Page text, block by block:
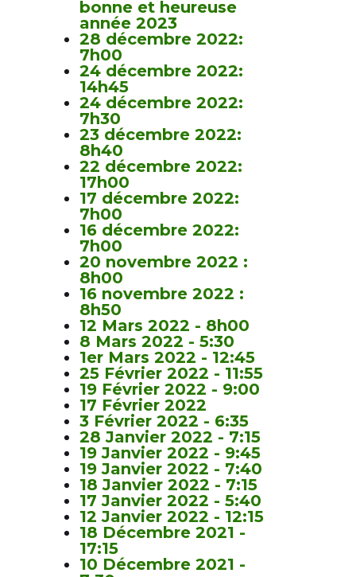
bonne et heureuse
année 2023
28 décembre 2022:
7h00
24 décembre 2022:
14h45
24 décembre 2022:
7h30
23 décembre 2022:
8h40
22 décembre 2022:
17h00
17 décembre 2022:
7h00
16 décembre 2022:
7h00
20 novembre 2022 :
8h00
16 novembre 2022 :
8h50
12 Mars 2022 - 8h00
8 Mars 2022 - 5:30
1er Mars 2022 - 12:45
25 Février 2022 - 11:55
19 Février 2022 - 9:00
17 Février 2022
3 Février 2022 - 6:35
28 Janvier 2022 - 7:15
19 Janvier 2022 - 9:45
19 Janvier 2022 - 7:40
18 Janvier 2022 - 7:15
17 Janvier 2022 - 5:40
12 Janvier 2022 - 12:15
18 Décembre 2021 -
17:15
10 Décembre 2021 -